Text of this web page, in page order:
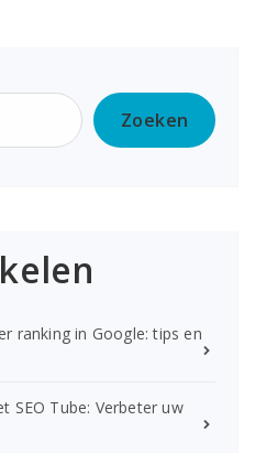
Zoeken
ranking in Google: tips en
SEO Tube: Verbeter uw